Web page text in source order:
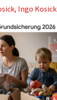
, Ingo Kosick